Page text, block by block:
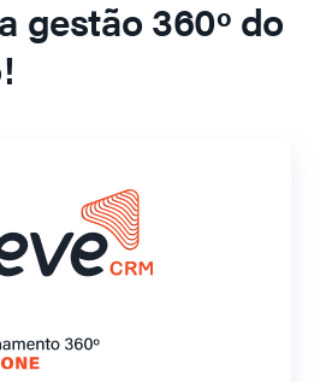
gestão 360º do